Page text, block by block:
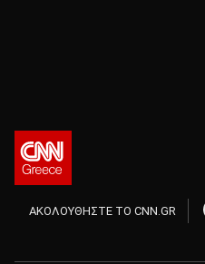
ΑΚΟΛΟΥΘΗΣΤΕ ΤΟ CNN.GR